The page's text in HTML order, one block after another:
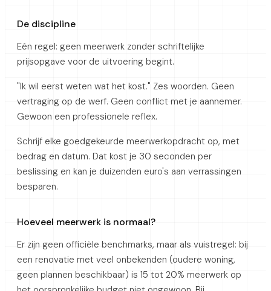
De discipline
Eén regel: geen meerwerk zonder schriftelijke
prijsopgave voor de uitvoering begint.
"Ik wil eerst weten wat het kost." Zes woorden. Geen
vertraging op de werf. Geen conflict met je aannemer.
Gewoon een professionele reflex.
Schrijf elke goedgekeurde meerwerkopdracht op, met
bedrag en datum. Dat kost je 30 seconden per
beslissing en kan je duizenden euro's aan verrassingen
besparen.
Hoeveel meerwerk is normaal?
Er zijn geen officiële benchmarks, maar als vuistregel: bij
een renovatie met veel onbekenden (oudere woning,
geen plannen beschikbaar) is 15 tot 20% meerwerk op